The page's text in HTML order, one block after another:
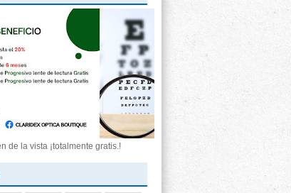
de la vista ¡totalmente gratis.!